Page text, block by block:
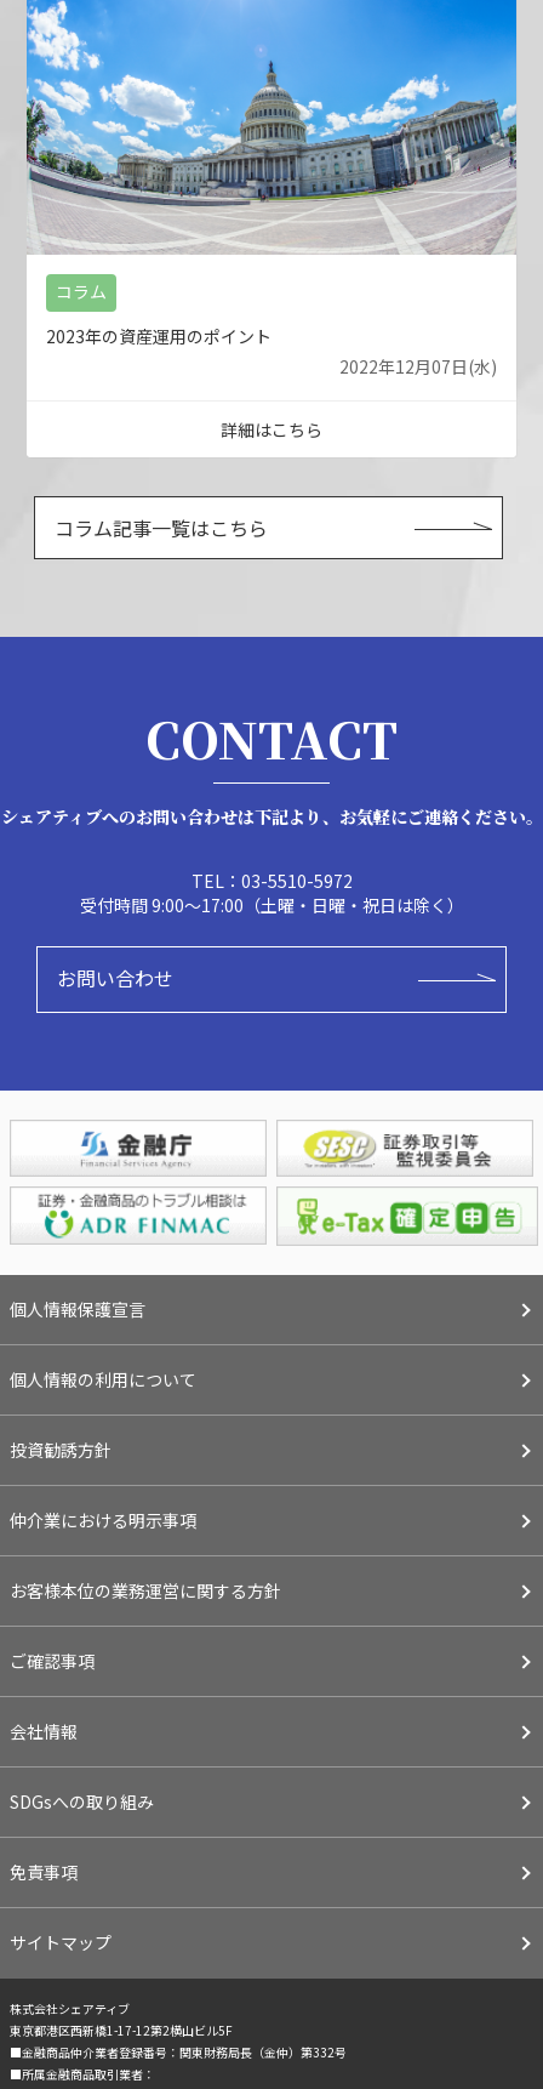
コラム
2023年の資産運用のポイント
2022年12月07日(水)
詳細はこちら
コラム記事一覧はこちら
CONTACT
シェアティブへのお問い合わせは下記より、お気軽にご連絡ください。
TEL：03-5510-5972
受付時間 9:00～17:00 （土曜・日曜・祝日は除く）
お問い合わせ
個人情報保護宣言
個人情報の利用について
投資勧誘方針
仲介業における明示事項
お客様本位の業務運営に関する方針
ご確認事項
会社情報
SDGsへの取り組み
免責事項
サイトマップ
株式会社シェアティブ
東京都港区西新橋1-17-12第2横山ビル5F
■金融商品仲介業者登録番号：関東財務局長（金仲）第332号
■所属金融商品取引業者：